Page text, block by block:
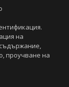
на
проучване на